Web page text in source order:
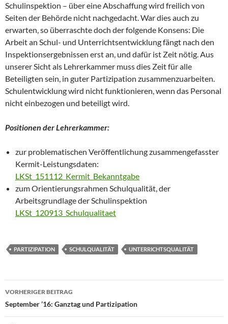
Schulinspektion – über eine Abschaffung wird freilich von
Seiten der Behörde nicht nachgedacht. War dies auch zu
erwarten, so überraschte doch der folgende Konsens: Die
Arbeit an Schul- und Unterrichtsentwicklung fängt nach den
Inspektionsergebnissen erst an, und dafür ist Zeit nötig. Aus
unserer Sicht als Lehrerkammer muss dies Zeit für alle
Beteiligten sein, in guter Partizipation zusammenzuarbeiten.
Schulentwicklung wird nicht funktionieren, wenn das Personal
nicht einbezogen und beteiligt wird.
Positionen der Lehrerkammer:
zur problematischen Veröffentlichung zusammengefasster
Kermit-Leistungsdaten:
LKSt_151112_Kermit_Bekanntgabe
zum Orientierungsrahmen Schulqualität, der
Arbeitsgrundlage der Schulinspektion
LKSt_120913_Schulqualitaet
PARTIZIPATION SCHULQUALITÄT UNTERRICHTSQUALITÄT
Beitragsnavigation
VORHERIGER BEITRAG
September ’16: Ganztag und Partizipation